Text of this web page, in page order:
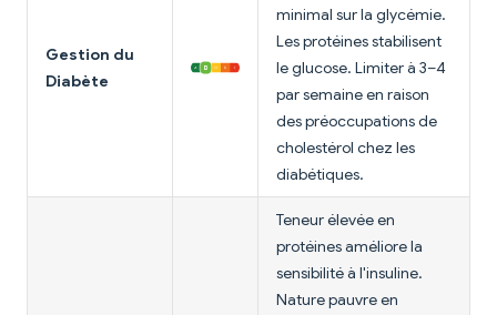
Gestion du
Diabète
minimal sur la glycémie.
Les protéines stabilisent
le glucose. Limiter à 3–4
par semaine en raison
des préoccupations de
cholestérol chez les
diabétiques.
Teneur élevée en
protéines améliore la
sensibilité à l'insuline.
Nature pauvre en